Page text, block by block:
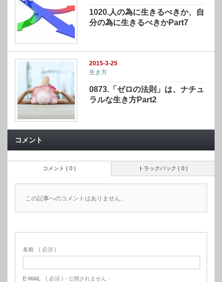
1020.人の為に生きるべきか、自
分の為に生きるべきかPart7
2015-3-25
生き方
0873.「ゼロの法則」は、ナチュ
ラルな生き方Part2
コメント
トラックバック ( 0 )
コメント ( 0 )
この記事へのコメントはありません。
名前 ( 必須 )
E-MAIL ( 必須 ) - 公開されません -